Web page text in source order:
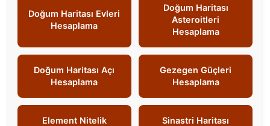
Doğum Haritası Evleri
Hesaplama
Doğum Haritası
Asteroitleri
Hesaplama
Doğum Haritası Açı
Hesaplama
Gezegen Güçleri
Hesaplama
Element Nitelik
Sinastri Haritası